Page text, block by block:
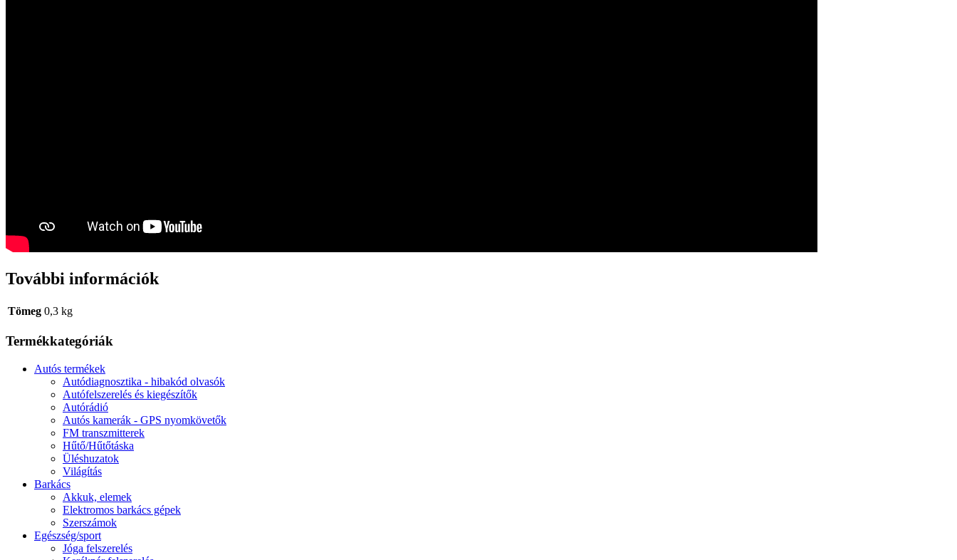
További információk
Tömeg 0,3 kg
Termékkategóriák
Autós termékek
Autódiagnosztika - hibakód olvasók
Autófelszerelés és kiegészítők
Autórádió
Autós kamerák - GPS nyomkövetők
FM transzmitterek
Hűtő/Hűtőtáska
Üléshuzatok
Világítás
Barkács
Akkuk, elemek
Elektromos barkács gépek
Szerszámok
Egészség/sport
Jóga felszerelés